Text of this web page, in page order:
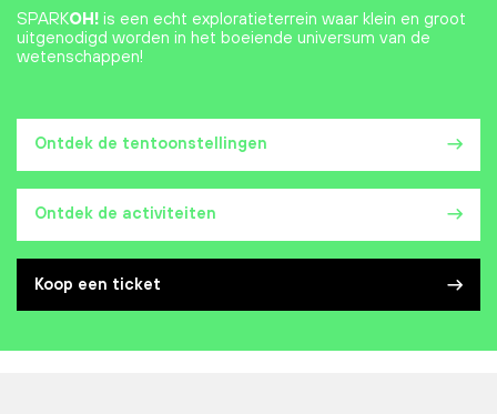
Ontdek de tentoonstellingen
Ontdek de activiteiten
Koop een ticket
SPARKOH! is een echt exploratieterrein waar klein en groot
uitgenodigd worden in het boeiende universum van de
wetenschappen!